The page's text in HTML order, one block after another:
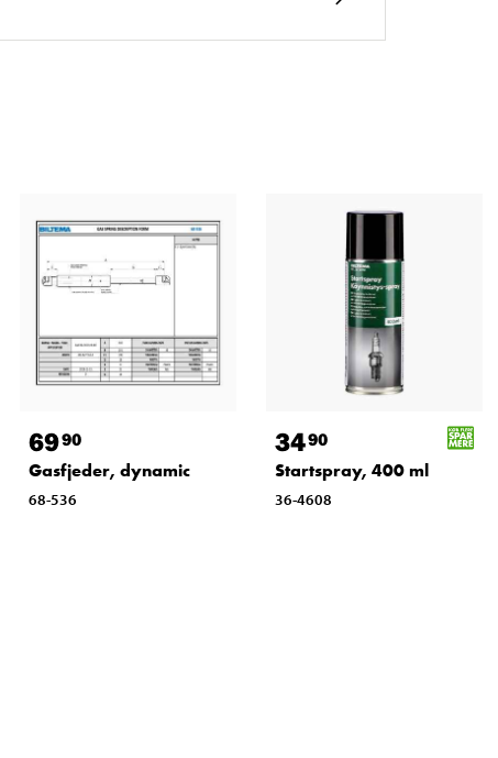
6990
Gasfjeder, dynamic
68-536
3490
Startspray, 400 ml
36-4608